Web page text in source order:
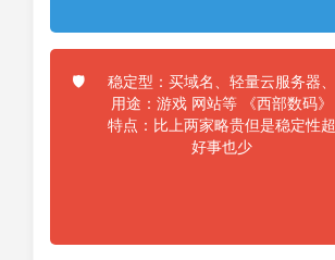
🛡️
稳定型：买域名、轻量云服务器、
用途：游戏 网站等 《西部数码》
特点：比上两家略贵但是稳定性超
好事也少